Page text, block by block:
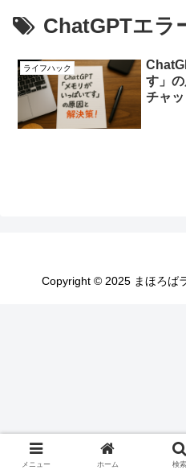
ChatGPTエラ
ライフハック
す」
チャ
Copyright © 2025 まほろば
メニュー ホーム 検索